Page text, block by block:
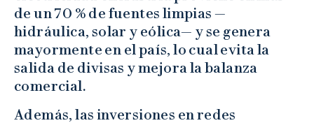
de un 70 % de fuentes limpias —
hidráulica, solar y eólica— y se genera
mayormente en el país, lo cual evita la
salida de divisas y mejora la balanza
comercial.
Además, las inversiones en redes